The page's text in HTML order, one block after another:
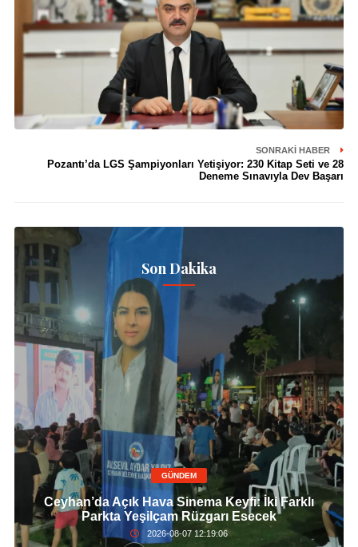
SONRAKI HABER
Pozantı’da LGS Şampiyonları Yetişiyor: 230 Kitap Seti ve 28
Deneme Sınavıyla Dev Başarı
Son Dakika
GÜNDEM
Ceyhan’da Açık Hava Sinema Keyfi: İki Farklı
Parkta Yeşilçam Rüzgarı Esecek
2026-08-07 12:19:06